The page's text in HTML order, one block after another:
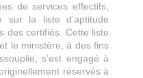
de services effectifs,
sur la liste d’aptitude
des certifiés. Cette liste
le ministère, à des fins
s’est engagé à
réservés à